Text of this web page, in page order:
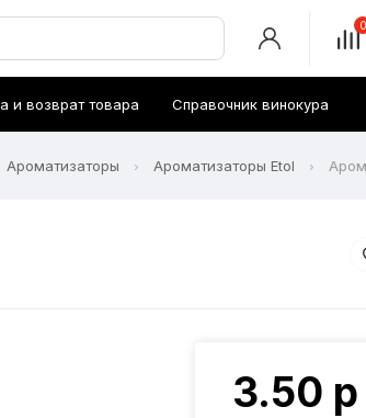
0
и возврат товара Справочник винокура
Ароматизаторы Ароматизаторы Etol
3.50 р